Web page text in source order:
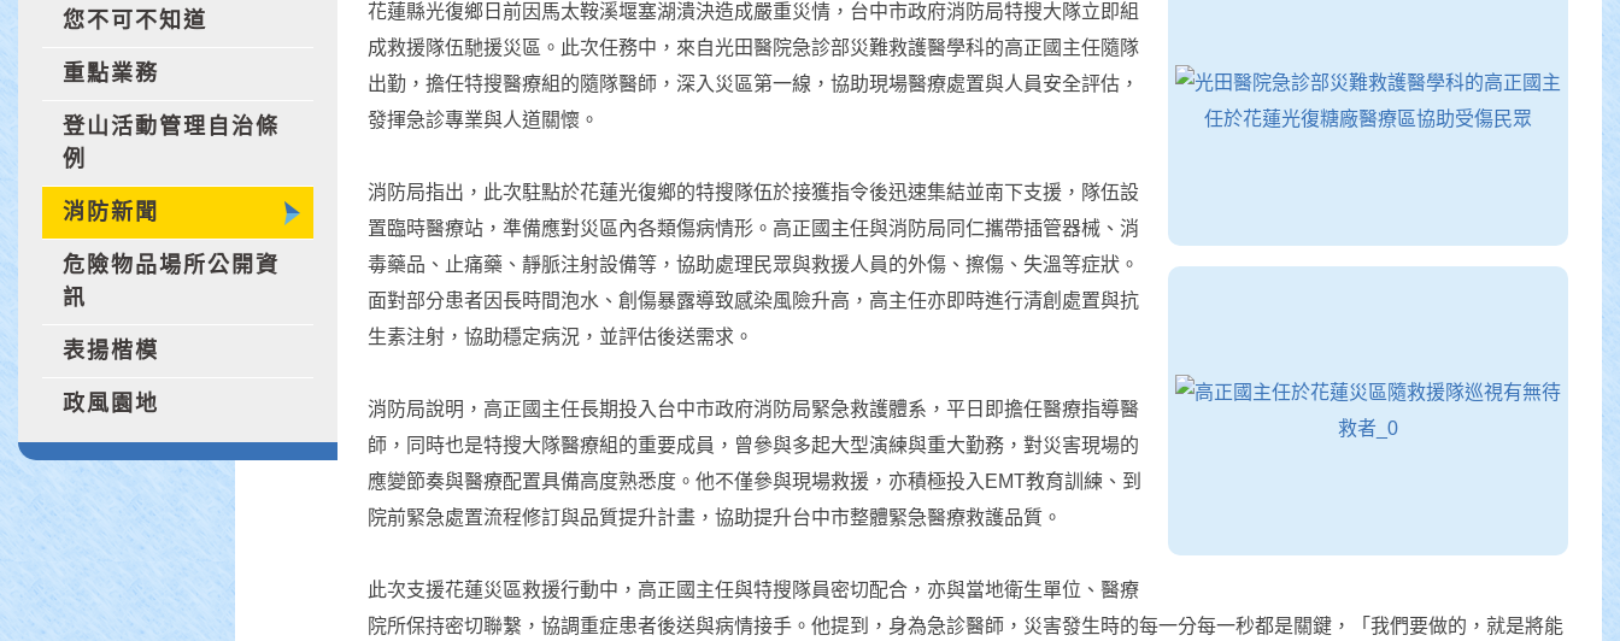
您不可不知道
重點業務
登山活動管理自治條
例
消防新聞
危險物品場所公開資
訊
表揚楷模
政風園地
花蓮縣光復鄉日前因馬太鞍溪堰塞湖潰決造成嚴重災情，台中市政府消防局特搜大隊立即組
成救援隊伍馳援災區。此次任務中，來自光田醫院急診部災難救護醫學科的高正國主任隨隊
出勤，擔任特搜醫療組的隨隊醫師，深入災區第一線，協助現場醫療處置與人員安全評估，
發揮急診專業與人道關懷。
消防局指出，此次駐點於花蓮光復鄉的特搜隊伍於接獲指令後迅速集結並南下支援，隊伍設
置臨時醫療站，準備應對災區內各類傷病情形。高正國主任與消防局同仁攜帶插管器械、消
毒藥品、止痛藥、靜脈注射設備等，協助處理民眾與救援人員的外傷、擦傷、失溫等症狀。
面對部分患者因長時間泡水、創傷暴露導致感染風險升高，高主任亦即時進行清創處置與抗
生素注射，協助穩定病況，並評估後送需求。
消防局說明，高正國主任長期投入台中市政府消防局緊急救護體系，平日即擔任醫療指導醫
師，同時也是特搜大隊醫療組的重要成員，曾參與多起大型演練與重大勤務，對災害現場的
應變節奏與醫療配置具備高度熟悉度。他不僅參與現場救援，亦積極投入EMT教育訓練、到
院前緊急處置流程修訂與品質提升計畫，協助提升台中市整體緊急醫療救護品質。
此次支援花蓮災區救援行動中，高正國主任與特搜隊員密切配合，亦與當地衛生單位、醫療
院所保持密切聯繫，協調重症患者後送與病情接手。他提到，身為急診醫師，災害發生時的每一分每一秒都是關鍵，「我們要做的，就是將能